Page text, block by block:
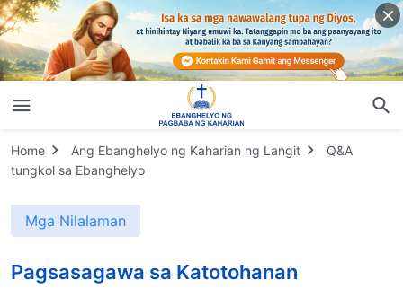
Home Ang Ebanghelyo ng Kaharian ng Langit
Q&A
tungkol sa Ebanghelyo
Pagsasagawa sa Katotohanan
Mga Nilalaman